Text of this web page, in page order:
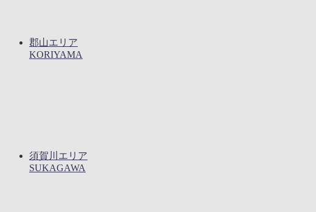
郡山エリア
KORIYAMA
須賀川エリア
SUKAGAWA